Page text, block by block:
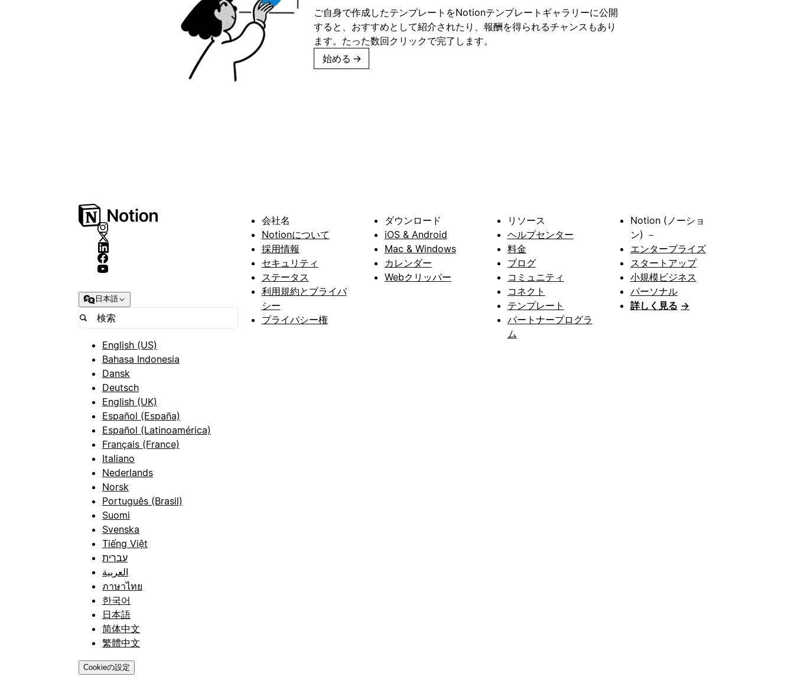
ご自身で作成したテンプレートをNotionテンプレートギャラリーに公開
すると、おすすめとして紹介されたり、報酬を得られるチャンスもあり
ます。たった数回クリックで完了します。
始める →
日本語
English (US)
Bahasa Indonesia
Dansk
Deutsch
English (UK)
Español (España)
Español (Latinoamérica)
Français (France)
Italiano
Nederlands
Norsk
Português (Brasil)
Suomi
Svenska
Tiếng Việt
עברית
العربية
ภาษาไทย
한국어
日本語
简体中文
繁體中文
Cookieの設定
会社名
Notionについて
採用情報
セキュリティ
ステータス
利用規約とプライバ
シー
プライバシー権
ダウンロード
iOS & Android
Mac & Windows
カレンダー
Webクリッパー
リソース
ヘルプセンター
料金
ブログ
コミュニティ
コネクト
テンプレート
パートナープログラ
ム
Notion (ノーショ
ン) －
エンタープライズ
スタートアップ
小規模ビジネス
パーソナル
詳しく見る →